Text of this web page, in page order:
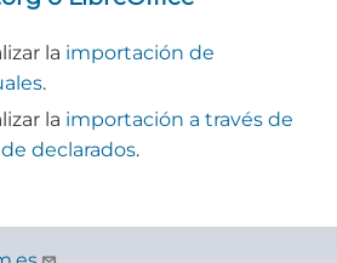
la importación de
.
la importación a través de
declarados.